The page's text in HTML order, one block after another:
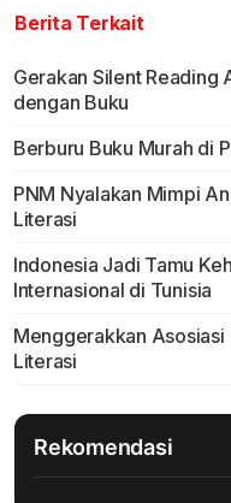
Berita Terkait
Gerakan Silent Reading
dengan Buku
Berburu Buku Murah di
PNM Nyalakan Mimpi
Literasi
Indonesia Jadi Tamu
Internasional di Tunisia
Menggerakkan
Literasi
Rekomendasi